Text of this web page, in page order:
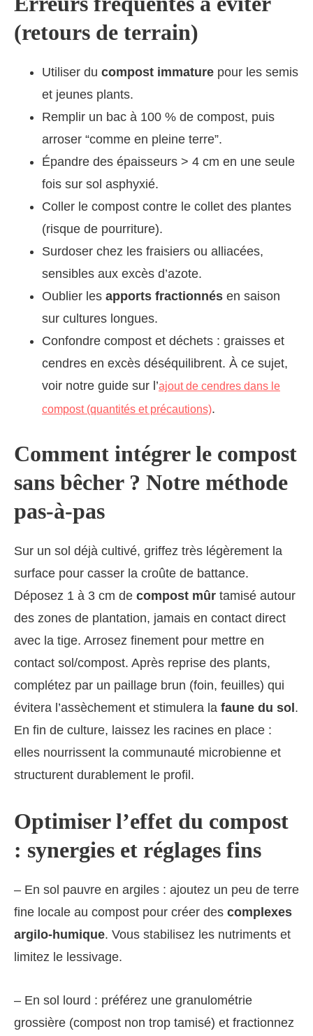
(retours de terrain)
Utiliser du compost immature pour les semis
et jeunes plants.
Remplir un bac à 100 % de compost, puis
arroser “comme en pleine terre”.
Épandre des épaisseurs > 4 cm en une seule
fois sur sol asphyxié.
Coller le compost contre le collet des plantes
(risque de pourriture).
Surdoser chez les fraisiers ou alliacées,
sensibles aux excès d’azote.
Oublier les apports fractionnés en saison
sur cultures longues.
Confondre compost et déchets : graisses et
cendres en excès déséquilibrent. À ce sujet,
voir notre guide sur l’ajout de cendres dans le
compost (quantités et précautions).
Comment intégrer le compost
sans bêcher ? Notre méthode
pas-à-pas
Sur un sol déjà cultivé, griffez très légèrement la
surface pour casser la croûte de battance.
Déposez 1 à 3 cm de compost mûr tamisé autour
des zones de plantation, jamais en contact direct
avec la tige. Arrosez finement pour mettre en
contact sol/compost. Après reprise des plants,
complétez par un paillage brun (foin, feuilles) qui
évitera l’assèchement et stimulera la faune du sol .
En fin de culture, laissez les racines en place :
elles nourrissent la communauté microbienne et
structurent durablement le profil.
Optimiser l’effet du compost
: synergies et réglages fins
– En sol pauvre en argiles : ajoutez un peu de terre
fine locale au compost pour créer des complexes
argilo‑humique. Vous stabilisez les nutriments et
limitez le lessivage.
– En sol lourd : préférez une granulométrie
grossière (compost non trop tamisé) et fractionnez